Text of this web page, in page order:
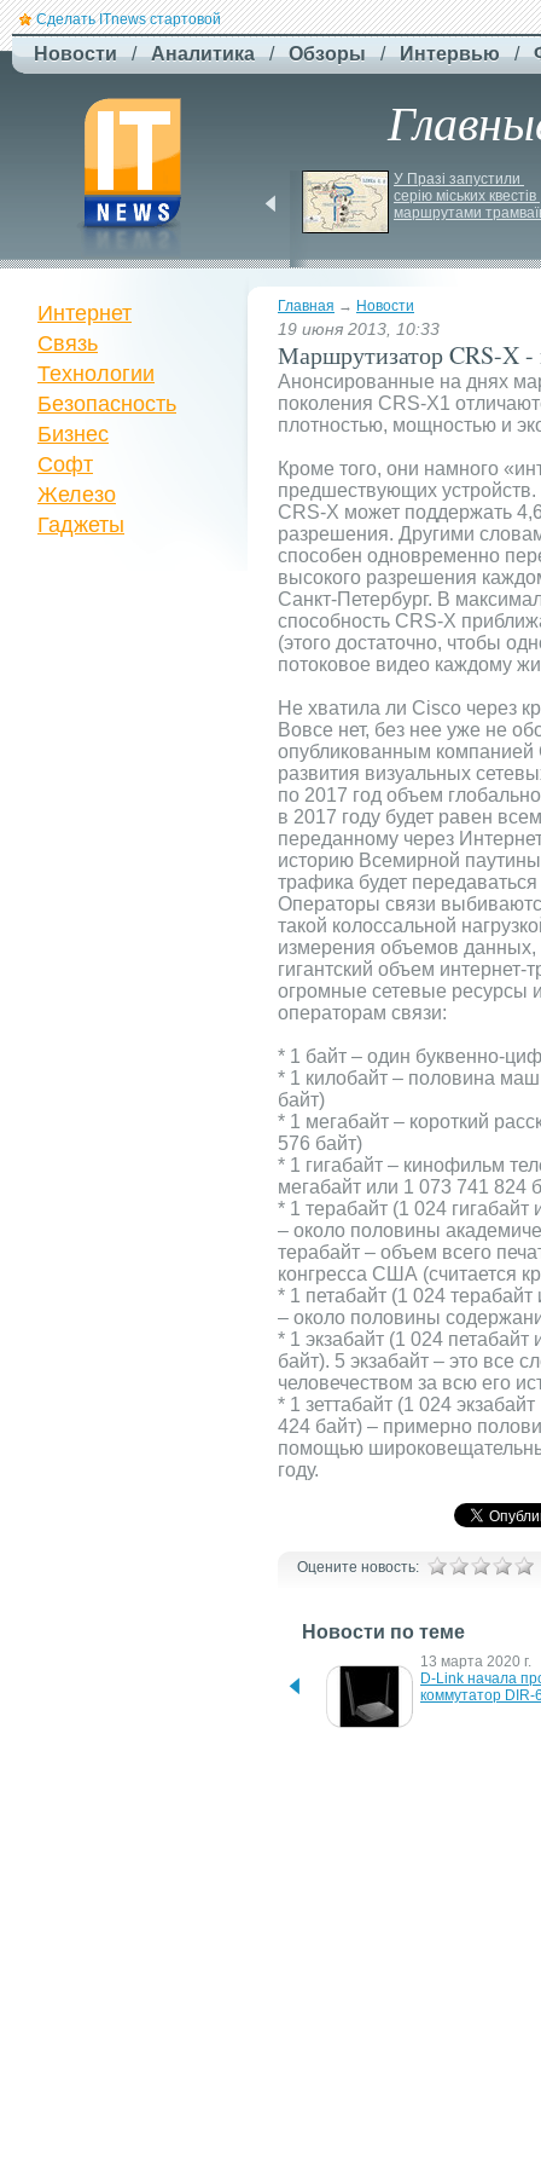
Сделать ITnews стартовой
Новости / Аналитика / Обзоры / Интервью /
бюджетный дрон F-
Сaptain, который
У Празі запустили
серію міських квестів
маршрутами
Главная → Новости
19 июня 2013, 10:33
Маршрутизатор CRS-X
Анонсированные на днях
поколения CRS-X1
плотностью, мощностью и
Кроме того, они намного
предшествующих
CRS-X может поддержать
разрешения. Другими
способен одновременно
высокого разрешения
Санкт-Петербург. В
способность CRS-X
(этого достаточно, чтобы
потоковое видео каждому
Не хватила ли Cisco через
Вовсе нет, без нее уже не
опубликованным
развития визуальных
по 2017 год объем
в 2017 году будет равен
переданному через
историю Всемирной
трафика будет
Операторы связи
такой колоссальной
измерения объемов данных,
гигантский объем интернет-
огромные сетевые ресурсы
операторам связи:
* 1 байт – один буквенно-
* 1 килобайт – половина
байт)
* 1 мегабайт – короткий
576 байт)
* 1 гигабайт – кинофильм
мегабайт или 1 073 741 824
* 1 терабайт (1 024
– около половины
терабайт – объем всего
конгресса США (считается
* 1 петабайт (1 024
– около половины
* 1 экзабайт (1 024
байт). 5 экзабайт – это все
человечеством за всю его
* 1 зеттабайт (1 024
424 байт) – примерно
помощью
году.
Оцените новость:
Новости по теме
Новый функционал Band
13 марта 2020 г.
D-Link начала
коммутатор DIR-
Интернет
Связь
Технологии
Безопасность
Бизнес
Софт
Железо
Гаджеты